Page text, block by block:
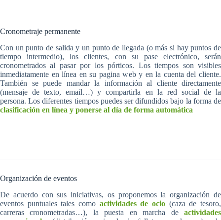
Cronometraje permanente
Con un punto de salida y un punto de llegada (o más si hay puntos de
tiempo intermedio), los clientes, con su pase electrónico, serán
cronometrados al pasar por los pórticos. Los tiempos son visibles
inmediatamente en línea en su pagina web y en la cuenta del cliente.
También se puede mandar la información al cliente directamente
(mensaje de texto, email…) y compartirla en la red social de la
persona. Los diferentes tiempos puedes ser difundidos bajo la forma de
clasificación en línea y ponerse al día de forma automática
Organización de eventos
De acuerdo con sus iniciativas, os proponemos la organización de
eventos puntuales tales como actividades de ocio (caza de tesoro,
carreras cronometradas…), la puesta en marcha de actividades